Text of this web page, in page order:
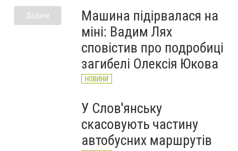
Додати
Машина підірвалася на
міні: Вадим Лях
сповістив про подробиці
загибелі Олексія Юкова
НОВИНИ
У Слов'янську
скасовують частину
автобусних маршрутів